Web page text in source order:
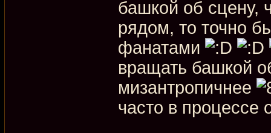
башкой об сцену,
рядом, то точно
фанатами
вращать башкой
мизантропичнее
часто в процессе